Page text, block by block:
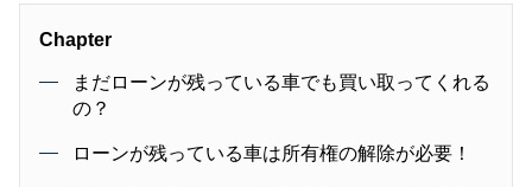
Chapter
まだローンが残っている車でも買い取ってくれる
の？
ローンが残っている車は所有権の解除が必要！